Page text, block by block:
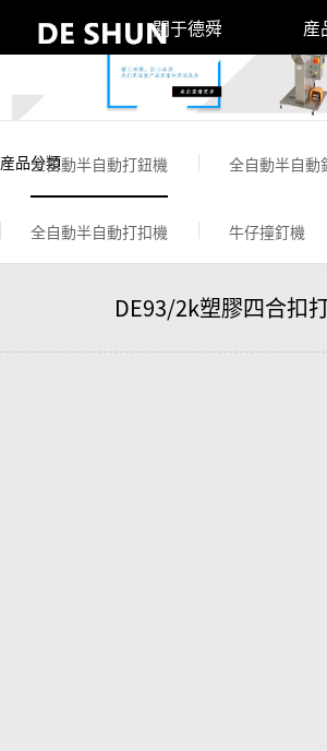
關于德舜 産
産品分類全自動半自動打鈕機 全自動半自動
全自動半自動打扣機 牛仔撞釘機
DE93/2k塑膠四合扣